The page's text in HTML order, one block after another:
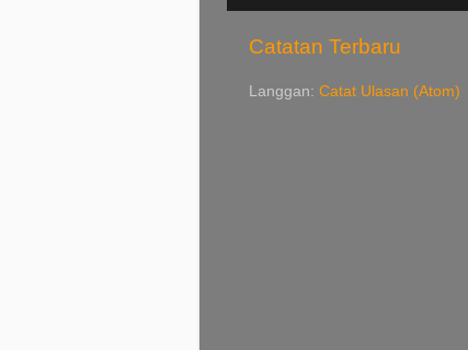
Catatan Terbaru
Langgan: Catat Ulasan (Atom)